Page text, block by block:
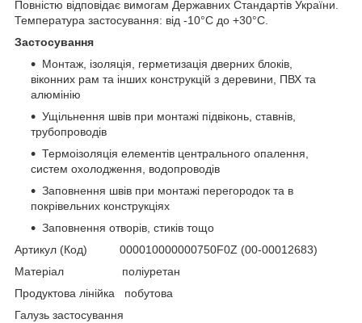
Повністю відповідає вимогам Державних Стандартів України.
Температура застосування: від -10°C до +30°C.
Застосування
Монтаж, ізоляція, герметизація дверних блоків,
віконних рам та інших конструкцій з деревини, ПВХ та
алюмінію
Ущільнення швів при монтажі підвіконь, ставнів,
трубопроводів
Термоізоляція елементів центрального опалення,
систем охолодження, водопроводів
Заповнення швів при монтажі перегородок та в
покрівельних конструкціях
Заповнення отворів, стиків тощо
Артикул (Код) 000010000000750F0Z (00-00012683)
Матеріал поліуретан
Продуктова лінійка побутова
Галузь застосування